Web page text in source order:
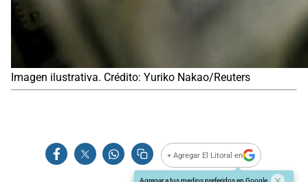
Imagen ilustrativa. Crédito: Yuriko Nakao/Reuters
+ Agregar El Litoral en
Agregar a tus medios preferidos en Google